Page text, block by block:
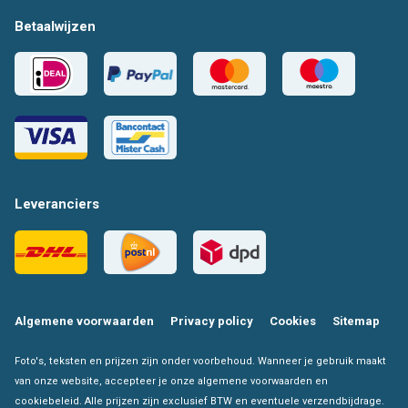
Betaalwijzen
Leveranciers
Algemene voorwaarden Privacy policy Cookies Sitemap
Foto's, teksten en prijzen zijn onder voorbehoud. Wanneer je gebruik maakt
van onze website, accepteer je onze algemene voorwaarden en
cookiebeleid. Alle prijzen zijn exclusief BTW en eventuele verzendbijdrage.